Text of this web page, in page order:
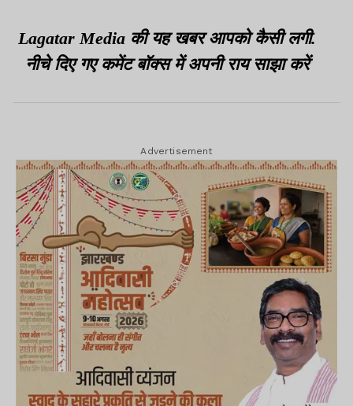
Lagatar Media की यह खबर आपको कैसी लगी.
नीचे दिए गए कमेंट बॉक्स में अपनी राय साझा करें
Advertisement